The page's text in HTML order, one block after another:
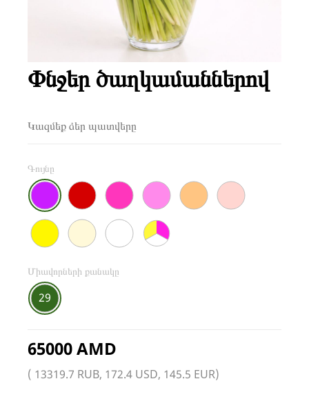
Փնջեր ծաղկամաններով
Կազմեք ձեր պատվերը
Գույնը
Միավորների քանակը
29
65000 AMD
( 13319.7 RUB, 172.4 USD, 145.5 EUR)